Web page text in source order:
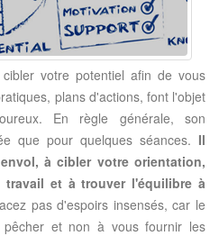
votre potentiel afin de vous
plans d'actions, font l'objet
En règle générale, son
que pour quelques séances. Il
à cibler votre orientation,
et à trouver l'équilibre à
pas d'espoirs insensés, car le
et non à vous fournir les